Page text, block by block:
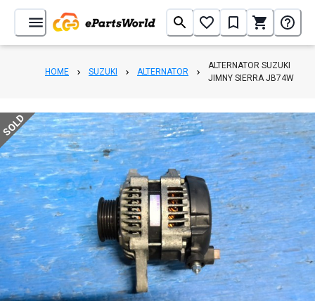
HOME SUZUKI ALTERNATOR
ALTERNATOR SUZUKI
JIMNY SIERRA JB74W
1/2
SOLD